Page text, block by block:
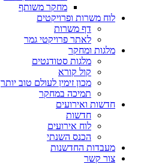
מחקר משותף
לוח משרות ופרויקטים
דף משרות
לאתר פרויקטי גמר
מלגות ומחקר
מלגות סטודנטים
קול קורא
מכון זימין לעולם טוב יותר
תמיכה במחקר
חדשות ואירועים
חדשות
לוח אירועים
הכנס השנתי
מעבדות החדשנות
צור קשר